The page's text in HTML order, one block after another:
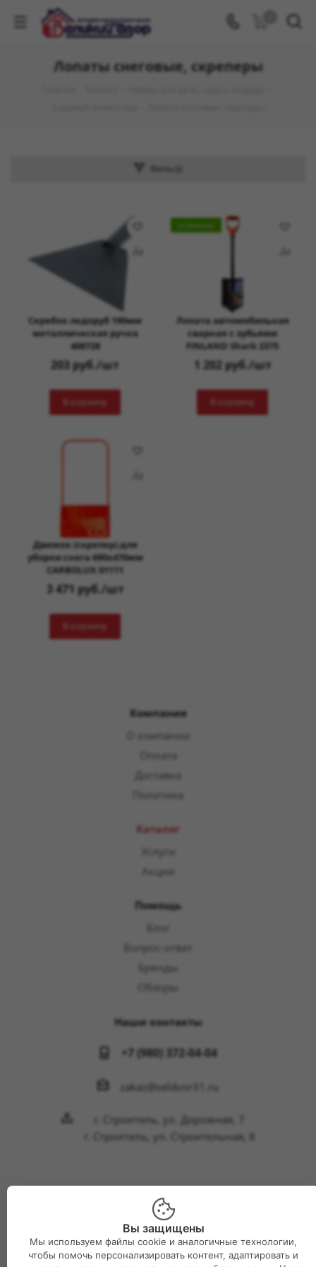
Лопаты снеговые, скреперы
Фильтр
Скребок ледоруб 190мм
металлическая ручка
408728
203 руб./шт
В корзину
Лопата автомобильная
сварная с зубьями
FINLAND Shark 2375
1 202 руб./шт
В корзину
Движок (скрепер) для
уборки снега 690х470мм
CARBOLUX 01111
3 471 руб./шт
В корзину
Компания
О компании
Оплата
Доставка
Политика
Каталог
Услуги
Акции
Помощь
Вопрос-ответ
Бренды
Обзоры
Наши контакты
+7 (980) 372-04-04
zakaz@veldvor31.ru
г. Строитель, ул. Дорожная, 7
г. Строитель, ул. Строительная, 8
2026 © Интернет-магазин Великий двор
Вы защищены
Мы используем файлы cookie и аналогичные технологии,
чтобы помочь персонализировать контент, адаптировать и